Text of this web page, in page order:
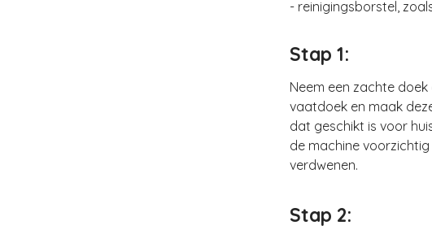
- reinigingsborstel,
Stap 1:
Neem een zachte
vaatdoek en maak
dat geschikt is voor
de machine
verdwenen.
Stap 2: